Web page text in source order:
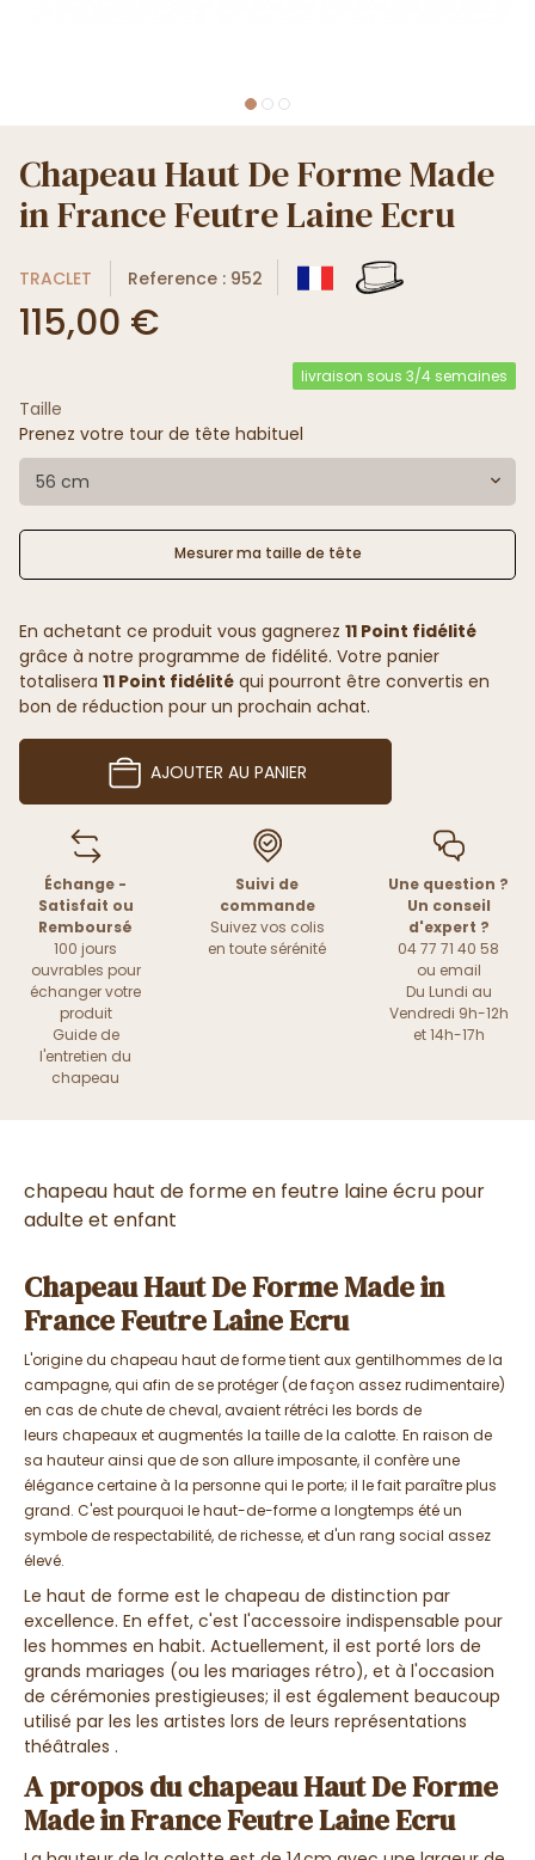
Chapeau Haut De Forme Made
in France Feutre Laine Ecru
TRACLET Reference : 952
115,00 €
livraison sous 3/4 semaines
Taille
Prenez votre tour de tête habituel
56 cm
Mesurer ma taille de tête
En achetant ce produit vous gagnerez 11 Point fidélité
grâce à notre programme de fidélité. Votre panier
totalisera 11 Point fidélité qui pourront être convertis en
bon de réduction pour un prochain achat.
AJOUTER AU PANIER
Échange -
Satisfait ou
Remboursé
100 jours
ouvrables pour
échanger votre
produit
Guide de
l'entretien du
chapeau
Suivi de
commande
Suivez vos colis
en toute sérénité
Une question ?
Un conseil
d'expert ?
04 77 71 40 58
ou email
Du Lundi au
Vendredi 9h-12h
et 14h-17h
chapeau haut de forme en feutre laine écru pour
adulte et enfant
Chapeau Haut De Forme Made in
France Feutre Laine Ecru
L'origine du chapeau haut de forme tient aux gentilhommes de la
campagne, qui afin de se protéger (de façon assez rudimentaire)
en cas de chute de cheval, avaient rétréci les bords de
leurs chapeaux et augmentés la taille de la calotte. En raison de
sa hauteur ainsi que de son allure imposante, il confère une
élégance certaine à la personne qui le porte; il le fait paraître plus
grand. C'est pourquoi le haut-de-forme a longtemps été un
symbole de respectabilité, de richesse, et d'un rang social assez
élevé.
Le haut de forme est le chapeau de distinction par
excellence. En effet, c'est l'accessoire indispensable pour
les hommes en habit. Actuellement, il est porté lors de
grands mariages (ou les mariages rétro), et à l'occasion
de cérémonies prestigieuses; il est également beaucoup
utilisé par les les artistes lors de leurs représentations
théâtrales .
A propos du chapeau Haut De Forme
Made in France Feutre Laine Ecru